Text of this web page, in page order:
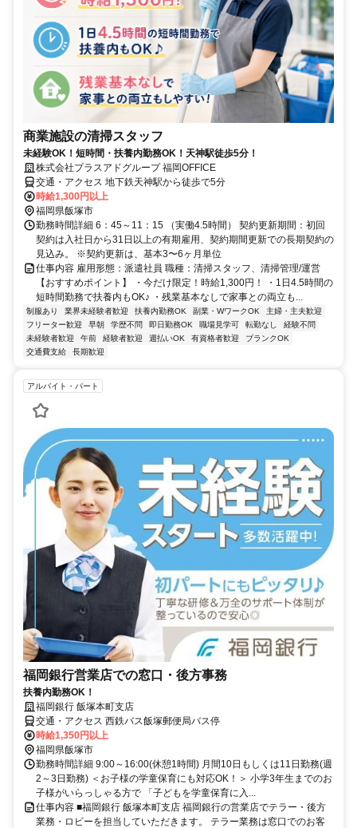
商業施設の清掃スタッフ
未経験OK！短時間・扶養内勤務OK！天神駅徒歩5分！
株式会社プラスアドグループ 福岡OFFICE
交通・アクセス 地下鉄天神駅から徒歩で5分
時給1,300円以上
福岡県飯塚市
勤務時間詳細 6：45～11：15 （実働4.5時間） 契約更新期間：初回
契約は入社日から31日以上の有期雇用、契約期間更新での長期契約の
見込み。 ※契約更新は、基本3〜6ヶ月単位
仕事内容 雇用形態：派遣社員 職種：清掃スタッフ、清掃管理/運営
【おすすめポイント】 ・今だけ限定！時給1,300円！ ・1日4.5時間の
短時間勤務で扶養内もOK♪ ・残業基本なしで家事との両立も...
制服あり 業界未経験者歓迎 扶養内勤務OK 副業・WワークOK
主婦・主夫歓迎
フリーター歓迎
早朝 学歴不問 即日勤務OK 職場見学可 転勤なし
経験不問
未経験者歓迎
午前 経験者歓迎 週払いOK 有資格者歓迎
ブランクOK
交通費支給
長期歓迎
アルバイト・パート
福岡銀行営業店での窓口・後方事務
扶養内勤務OK！
福岡銀行 飯塚本町支店
交通・アクセス 西鉄バス飯塚郵便局バス停
時給1,350円以上
福岡県飯塚市
勤務時間詳細 9:00～16:00(休憩1時間) 月間10日もしくは11日勤務(週
2～3日勤務) ＜お子様の学童保育にも対応OK！＞ 小学3年生までのお
子様がいらっしゃる方で 「子どもを学童保育に入...
仕事内容 ■福岡銀行 飯塚本町支店 福岡銀行の営業店でテラー・後方
業務・ロビーを担当していただきます。 テラー業務は窓口でのお客